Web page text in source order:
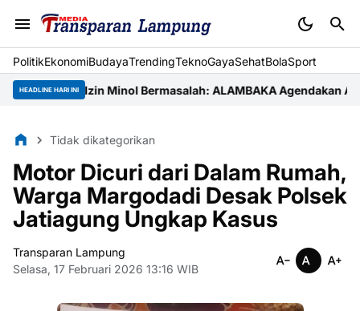
PolitikEkonomiBudayaTrendingTeknoGayaSehatBolaSport
HEADLINE HARI INI
Izin Minol Bermasalah: ALAMBAKA Agendakan Aksi di
Tidak dikategorikan
Motor Dicuri dari Dalam Rumah,
Warga Margodadi Desak Polsek
Jatiagung Ungkap Kasus
Transparan Lampung
Selasa, 17 Februari 2026 13:16 WIB